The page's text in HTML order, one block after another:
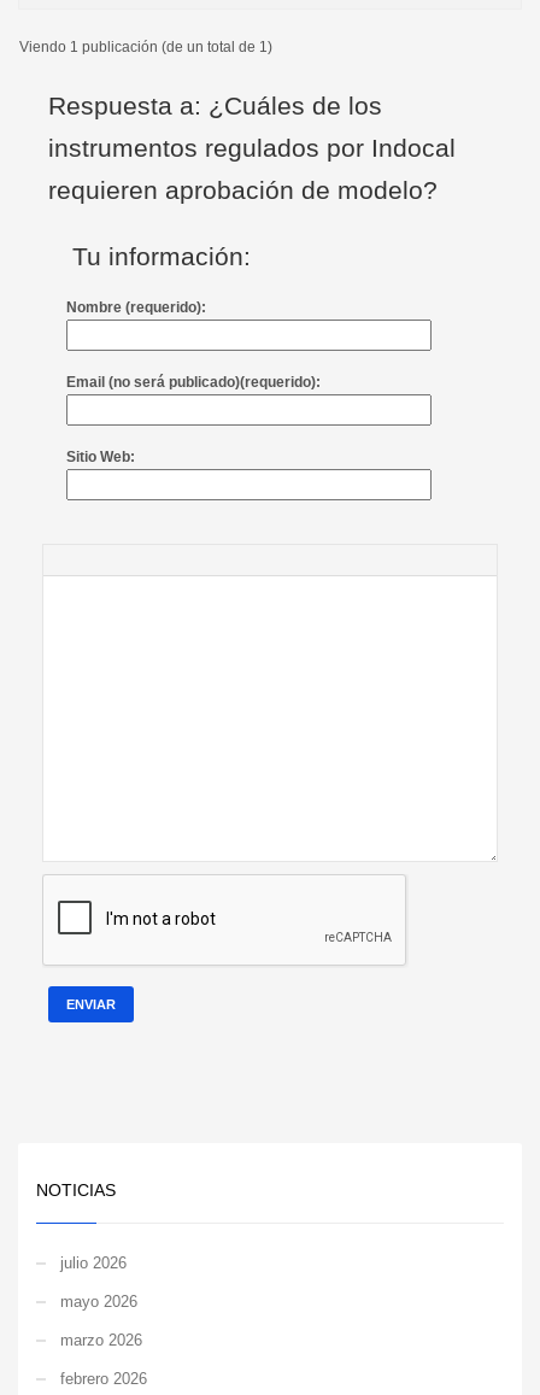
Viendo 1 publicación (de un total de 1)
Respuesta a: ¿Cuáles de los
instrumentos regulados por Indocal
requieren aprobación de modelo?
Tu información:
Nombre (requerido):
Email (no será publicado)(requerido):
Sitio Web:
ENVIAR
NOTICIAS
julio 2026
mayo 2026
marzo 2026
febrero 2026